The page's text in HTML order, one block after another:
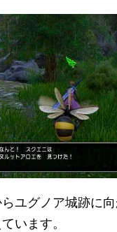
ユグノア城跡に
います。